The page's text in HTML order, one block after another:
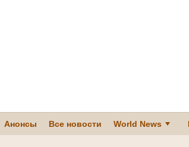
Анонсы Все новости World News